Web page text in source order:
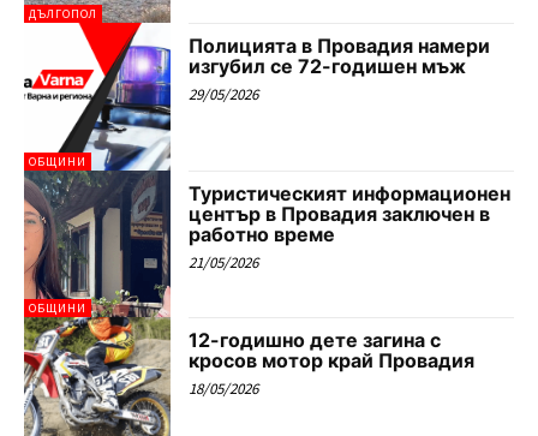
ДЪЛГОПОЛ
ОБЩИНИ
Полицията в Провадия намери
изгубил се 72-годишен мъж
29/05/2026
ОБЩИНИ
Туристическият информационен
център в Провадия заключен в
работно време
21/05/2026
12-годишно дете загина с
кросов мотор край Провадия
18/05/2026